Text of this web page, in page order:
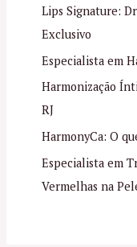
Lips Signature:
Exclusivo
Especialista em
Harmonização
RJ
HarmonyCa: O
Especialista em
Vermelhas na